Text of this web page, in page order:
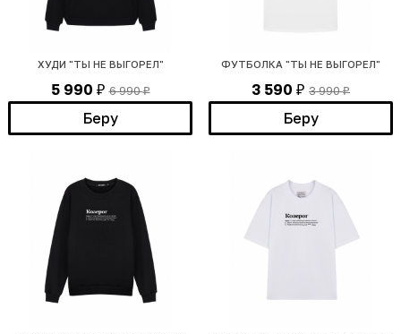
ХУДИ "ТЫ НЕ ВЫГОРЕЛ"
5 990 ₽ 6 990₽
Беру
ФУТБОЛКА "ТЫ НЕ ВЫГОРЕЛ"
3 590 ₽ 3 990₽
Беру